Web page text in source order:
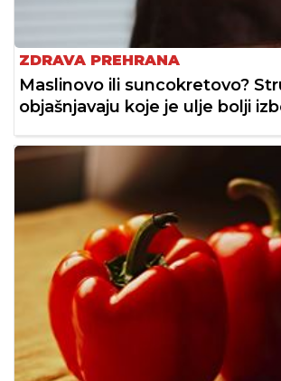
ZDRAVA PREHRANA
Maslinovo ili suncokretovo?
objašnjavaju koje je ulje bolji